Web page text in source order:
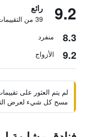
9.2 رائع
39 من التقييمات تم التحقق منها
8.3 منفرد
9.2 الأزواج
لم يتم العثور على
مسح كل شيء لعرض